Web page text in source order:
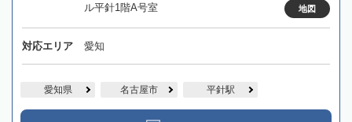
ル平針1階A号室
地図
対応エリア 愛知
愛知県 名古屋市 平針駅